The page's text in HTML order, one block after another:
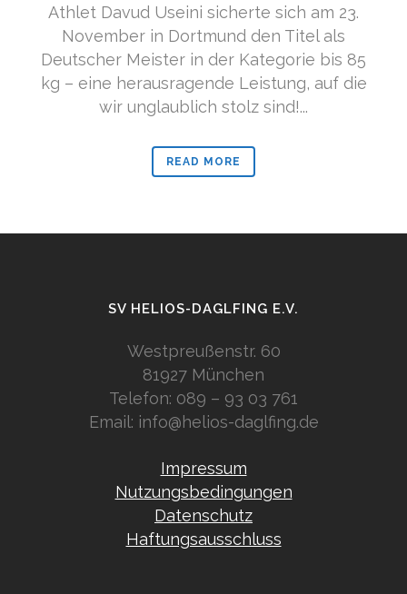
Athlet Davud Useini sicherte sich am 23.
November in Dortmund den Titel als
Deutscher Meister in der Kategorie bis 85
kg – eine herausragende Leistung, auf die
wir unglaublich stolz sind!...
READ MORE
SV HELIOS-DAGLFING E.V.
Westpreußenstr. 60
81927 München
Telefon: 089 – 93 03 761
Email: info@helios-daglfing.de
Impressum
Nutzungsbedingungen
Datenschutz
Haftungsausschluss